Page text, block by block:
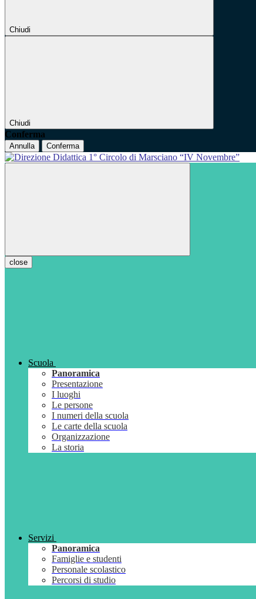
Chiudi
Chiudi
Conferma
Annulla Conferma
close
Scuola
Panoramica
Presentazione
I luoghi
Le persone
I numeri della scuola
Le carte della scuola
Organizzazione
La storia
Servizi
Panoramica
Famiglie e studenti
Personale scolastico
Percorsi di studio